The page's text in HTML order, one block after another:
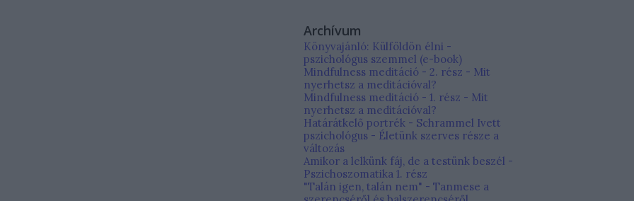
Archívum
Könyvajánló: Külföldön élni -
pszichológus szemmel (e-book)
Mindfulness meditáció - 2. rész - Mit
nyerhetsz a meditációval?
Mindfulness meditáció - 1. rész - Mit
nyerhetsz a meditációval?
Határátkelő portrék - Schrammel Ivett
pszichológus - Életünk szerves része a
változás
Amikor a lelkünk fáj, de a testünk beszél -
Pszichoszomatika 1. rész
"Talán igen, talán nem" - Tanmese a